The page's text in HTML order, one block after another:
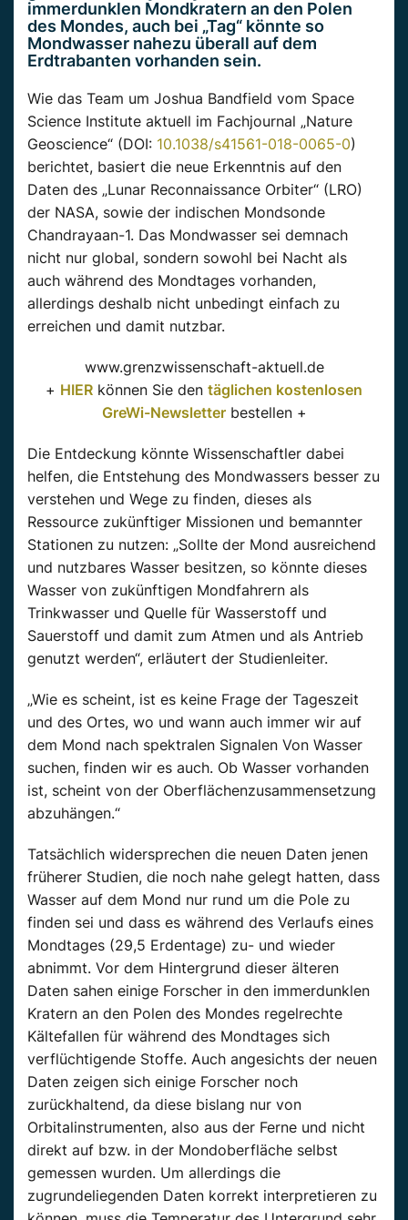
immerdunklen Mondkratern an den Polen
des Mondes, auch bei „Tag“ könnte so
Mondwasser nahezu überall auf dem
Erdtrabanten vorhanden sein.
Wie das Team um Joshua Bandfield vom Space
Science Institute aktuell im Fachjournal „Nature
Geoscience“ (DOI: 10.1038/s41561-018-0065-0)
berichtet, basiert die neue Erkenntnis auf den
Daten des „Lunar Reconnaissance Orbiter“ (LRO)
der NASA, sowie der indischen Mondsonde
Chandrayaan-1. Das Mondwasser sei demnach
nicht nur global, sondern sowohl bei Nacht als
auch während des Mondtages vorhanden,
allerdings deshalb nicht unbedingt einfach zu
erreichen und damit nutzbar.
www.grenzwissenschaft-aktuell.de
+ HIER können Sie den täglichen kostenlosen
GreWi-Newsletterbestellen +
Die Entdeckung könnte Wissenschaftler dabei
helfen, die Entstehung des Mondwassers besser zu
verstehen und Wege zu finden, dieses als
Ressource zukünftiger Missionen und bemannter
Stationen zu nutzen: „Sollte der Mond ausreichend
und nutzbares Wasser besitzen, so könnte dieses
Wasser von zukünftigen Mondfahrern als
Trinkwasser und Quelle für Wasserstoff und
Sauerstoff und damit zum Atmen und als Antrieb
genutzt werden“, erläutert der Studienleiter.
„Wie es scheint, ist es keine Frage der Tageszeit
und des Ortes, wo und wann auch immer wir auf
dem Mond nach spektralen Signalen Von Wasser
suchen, finden wir es auch. Ob Wasser vorhanden
ist, scheint von der Oberflächenzusammensetzung
abzuhängen.“
Tatsächlich widersprechen die neuen Daten jenen
früherer Studien, die noch nahe gelegt hatten, dass
Wasser auf dem Mond nur rund um die Pole zu
finden sei und dass es während des Verlaufs eines
Mondtages (29,5 Erdentage) zu- und wieder
abnimmt. Vor dem Hintergrund dieser älteren
Daten sahen einige Forscher in den immerdunklen
Kratern an den Polen des Mondes regelrechte
Kältefallen für während des Mondtages sich
verflüchtigende Stoffe. Auch angesichts der neuen
Daten zeigen sich einige Forscher noch
zurückhaltend, da diese bislang nur von
Orbitalinstrumenten, also aus der Ferne und nicht
direkt auf bzw. in der Mondoberfläche selbst
gemessen wurden. Um allerdings die
zugrundeliegenden Daten korrekt interpretieren zu